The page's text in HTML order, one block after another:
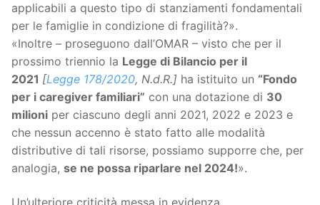
applicabili a questo tipo di stanziamenti fondamentali
per le famiglie in condizione di fragilità?».
«Inoltre – proseguono dall’OMAR – visto che per il
prossimo triennio la Legge di Bilancio per il
2021 [Legge 178/2020, N.d.R.] ha istituito un “Fondo
per i caregiver familiari” con una dotazione di 30
milioni per ciascuno degli anni 2021, 2022 e 2023 e
che nessun accenno è stato fatto alle modalità
distributive di tali risorse, possiamo supporre che, per
analogia, se ne possa riparlare nel 2024!».